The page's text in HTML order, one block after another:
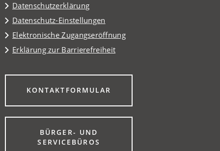
Datenschutzerklärung
Datenschutz-Einstellungen
Elektronische Zugangseröffnung
Erklärung zur Barrierefreiheit
KONTAKTFORMULAR
(ÖFFNET
NEUEN
BÜRGER- UND
SERVICEBÜROS
(ÖFFNET